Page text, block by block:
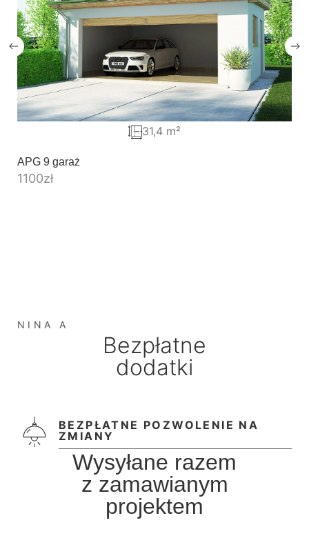
APG 9 garaż
1100zł
31,4 m²
NINA A
Bezpłatne
dodatki
BEZPŁATNE POZWOLENIE NA
ZMIANY
Wysyłane razem
z zamawianym
projektem